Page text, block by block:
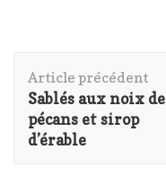
d'article
Article précédent
Sablés aux noix de
pécans et sirop
d’érable